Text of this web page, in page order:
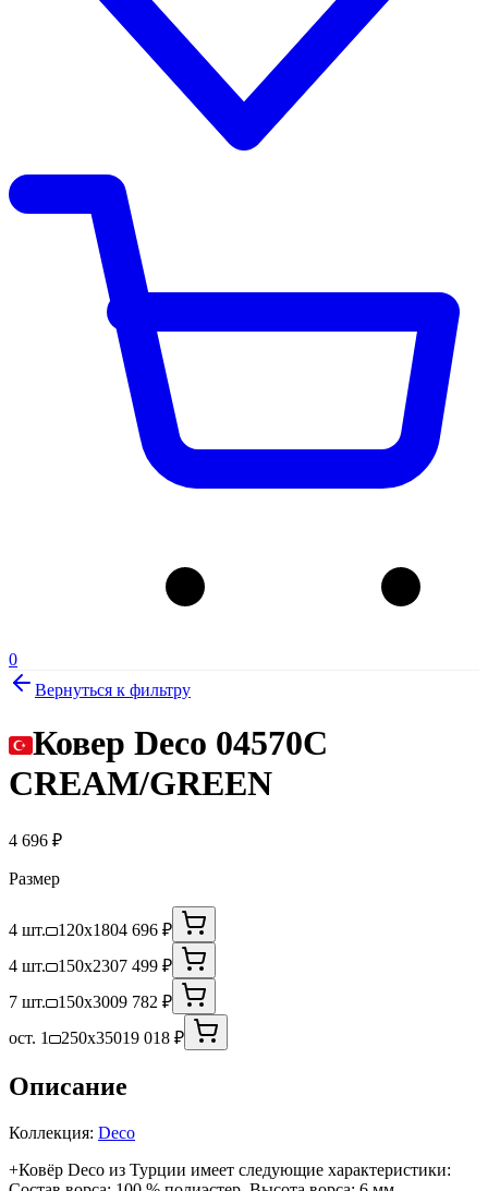
0
Вернуться к фильтру
Ковер Deco 04570C
CREAM/GREEN
4 696 ₽
Размер
4 шт. 120x1804 696 ₽
4 шт.
150x2307 499 ₽
7 шт.
150x3009 782 ₽
ост. 1
250x35019 018 ₽
Описание
Коллекция: Deco
+Ковёр Deco из Турции имеет следующие характеристики: